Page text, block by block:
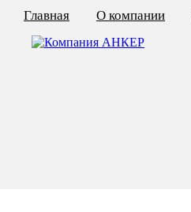
Главная О компании